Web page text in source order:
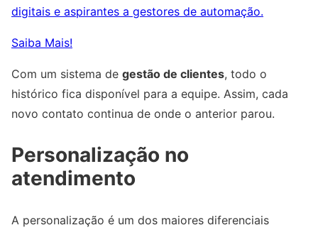
digitais e aspirantes a gestores de automação.
Saiba Mais!
Com um sistema de gestão de clientes, todo o
histórico fica disponível para a equipe. Assim, cada
novo contato continua de onde o anterior parou.
Personalização no
atendimento
A personalização é um dos maiores diferenciais